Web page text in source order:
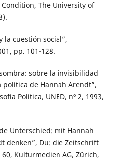
The University of
la cuestión social”,
pp. 101-128.
sobre la invisibilidad
de Hannah Arendt”,
Política, UNED, nº 2, 1993,
Unterschied: mit Hannah
denken”, Du: die Zeitschrift
Kulturmedien AG, Zürich,